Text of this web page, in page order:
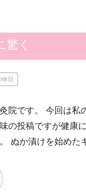
驚く
日
院です。 今回は私
の投稿ですが健康
ぬか漬けを始め